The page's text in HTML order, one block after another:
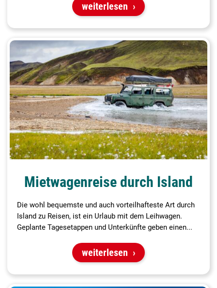
weiterlesen
Mietwagenreise durch Island
Die wohl bequemste und auch vorteilhafteste Art durch
Island zu Reisen, ist ein Urlaub mit dem Leihwagen.
Geplante Tagesetappen und Unterkünfte geben einen...
weiterlesen